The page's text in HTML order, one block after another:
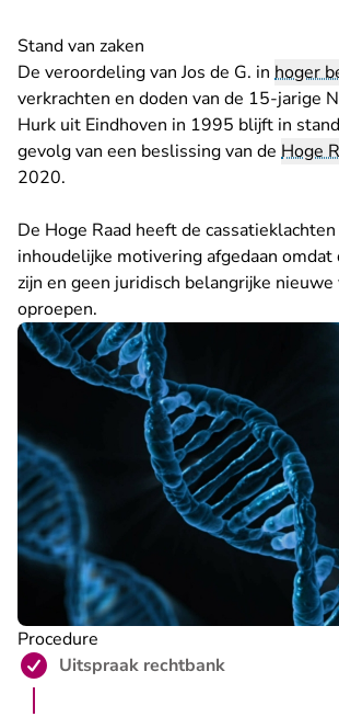
Stand van zaken
De veroordeling van Jos de G. in hoger
verkrachten en doden van de 15-jarige
Hurk uit Eindhoven in 1995 blijft in stand
gevolg van een beslissing van de Hoge
2020.
De Hoge Raad heeft de
inhoudelijke motivering afgedaan omdat
zijn en geen juridisch belangrijke nieuwe
oproepen.
Procedure
Stap 1 is voltooid:
Uitspraak rechtbank